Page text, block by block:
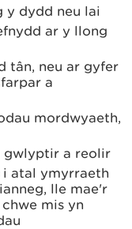
dydd neu lai
ar y llong
tân, neu ar gyfer
a
mordwyaeth,
gwlyptir a reolir
atal ymyrraeth
lle mae'r
mis yn